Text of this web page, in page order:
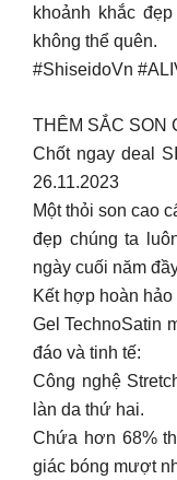
khoảnh khắc
không thể quên.
#ShiseidoVn
THÊM SẮC SON
Chốt ngay deal
26.11.2023
Một thỏi son cao
đẹp chúng ta
ngày cuối năm
Kết hợp hoàn
Gel TechnoSatin
đáo và tinh tế:
Công nghệ
làn da thứ hai.
Chứa hơn 68%
giác bóng mượt